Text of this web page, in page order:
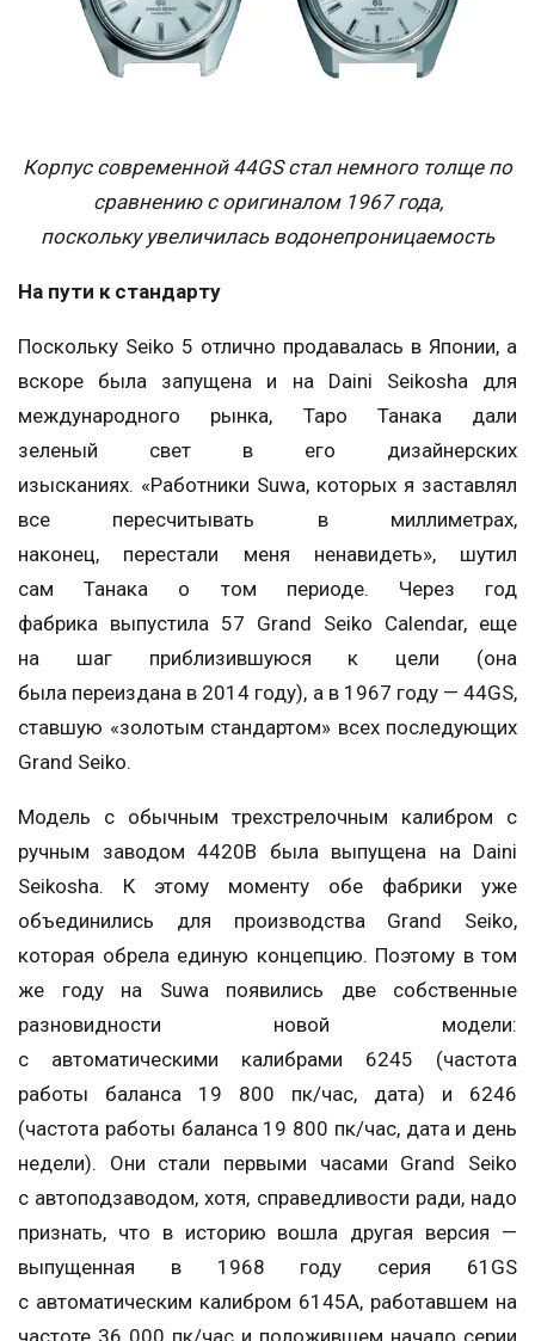
Корпус современной 44GS стал немного толще по
сравнению с оригиналом 1967 года,
поскольку увеличилась водонепроницаемость
На пути к стандарту
Поскольку Seiko 5 отлично продавалась в Японии, а
вскоре была запущена и на Daini Seikosha для
международного рынка, Таро Танака дали
зеленый свет в его дизайнерских
изысканиях. «Работники Suwa, которых я заставлял
все пересчитывать в миллиметрах,
наконец, перестали меня ненавидеть», шутил
сам Танака о том периоде. Через год
фабрика выпустила 57 Grand Seiko Calendar, еще
на шаг приблизившуюся к цели (она
была переиздана в 2014 году), а в 1967 году — 44GS,
ставшую «золотым стандартом» всех последующих
Grand Seiko.
Модель с обычным трехстрелочным калибром с
ручным заводом 4420В была выпущена на Daini
Seikosha. К этому моменту обе фабрики уже
объединились для производства Grand Seiko,
которая обрела единую концепцию. Поэтому в том
же году на Suwa появились две собственные
разновидности новой модели:
с автоматическими калибрами 6245 (частота
работы баланса 19 800 пк/час, дата) и 6246
(частота работы баланса 19 800 пк/час, дата и день
недели). Они стали первыми часами Grand Seiko
с автоподзаводом, хотя, справедливости ради, надо
признать, что в историю вошла другая версия —
выпущенная в 1968 году серия 61GS
с автоматическим калибром 6145А, работавшем на